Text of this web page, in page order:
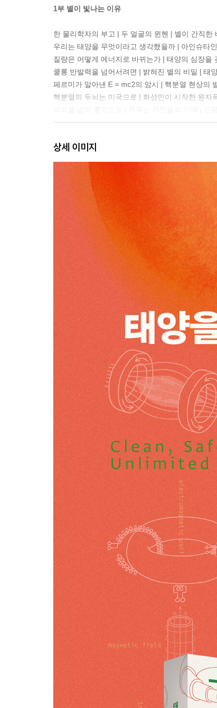
1부 별이 빛나는 이유
한 물리학자의 부고 | 두 얼굴의 뮌헨 | 별이 간직한
우리는 태양을 무엇이라고 생각했을까 | 아인슈타
질량은 어떻게 에너지로 바뀌는가 | 태양의 심장을
쿨롱 반발력을 넘어서려면 | 밝혀진 별의 비밀 | 태
페르미가 알아낸 E = mc2의 암시 | 핵분열 현상의
핵분열의 두뇌는 미국으로 | 화성인이 시작한 원자
지구에 태양을 만들다 | 소련의 비밀연구소 |
첫 번째 문제: 태양을 만들 연료를 찾아라 |
태양의 핵융합 반응을 이용한다고 | 다양한 핵융합
수소를 이용한 핵융합 | 중수소-삼중수소 반응을
더욱 청정한 핵융합 연료를 찾아서 |
두 번째 문제: 태양을 어떻게 가둘 것인가 | 다르지
물질의 첫 번째 상태, 플라즈마 | 태양이 우주 공간
플라즈마 입자를 길들이는 몇 가지 방법 | 최초의
가둬 놓을 수만 있다면 | 레이저로 만든 태양 | 전기
번개가 준 선물 | 시작도 끝도 없는 도넛 | 오로라를
페르미는 알고 있었다 | 사각 지대에 빠지다 | 미국
원인은 불안정성 | 사라진 평형 | 휴가를 떠나자 꼬
영국을 방문한 소련 원자폭탄의 아버지 | 마법의 튜
마침내 탐과 사하로프가 | 마법의 끝 | 스위스에 걸
주목받지 못한 탄생 | 정체된 태양 | 다시 한번 재
누가 감히 토카막에 견줄 것인가 | 토카막 열병
3부 인공 태양으로 가는 길
꿈은 여기까지인가 | 독일에서 나온 돌파구 | H-모
H-모드는 어떻게 얻어졌을까 | H-모드는 어떻게 생
맥주통이 열렸다 | 1억 도를 향하여 | 진격의 거대
발상의 전환과 토카막 업그레이드 | 유럽연합과 미
핵융합 에너지 시대로 가는 지름길 - ITER
4부 핵융합 발전이 가능하려면
핵융합로에서 전기를 꺼내는 방법 | 블랭킷은 핵융
핵융합로의 조건 | 아직 풀지 못한 문제들 | 플라즈
경계면 불안정성 | 플라즈마 붕괴 | 고성능 플라즈
5부 우리나라의 핵융합
핵융합 상용화를 향한 세계 각국의 발걸음 | 우리
- SNUT-79와 핵융합 연구의 태동 - KT-1, 핵융합
- 카이스트-토카막 - 한빛 자기 거울 장치 |
- 우리나라 최초의 구형 토카막, VEST
- 한국의 별, KSTAR
초전도 토카막의 등장과 핵융합 세계 질서의 재편
핵융합 상용화를 향한 우리나라의 발걸음
이 책에 나오는 주요 인물들
상세 이미지